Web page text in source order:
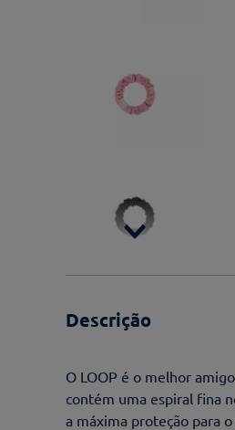
Descrição
O LOOP é o melhor
contém uma espiral fina
a máxima proteção para o